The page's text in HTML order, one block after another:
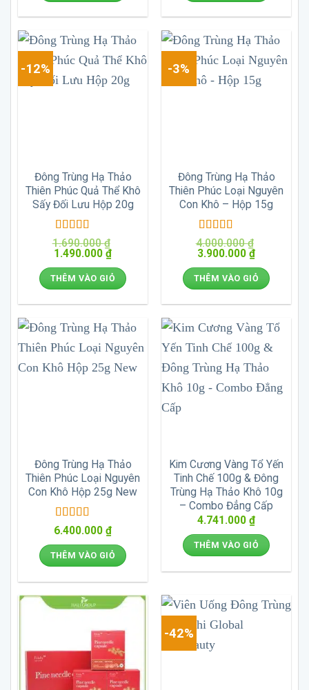
-12%
Đông Trùng Hạ Thảo
Thiên Phúc Quả Thể Khô
Sấy Đối Lưu Hộp 20g
Được xếp
hạng5 5 sao
1.690.000₫
Giá
là:
1.690.000 ₫.
1.490.000₫Giá
tại
là:
1.490.000 ₫.
THÊM VÀO GIỎ
-3%
Đông Trùng Hạ Thảo
Thiên Phúc Loại Nguyên
Con Khô – Hộp 15g
Được xếp
hạng5 5 sao
4.000.000₫
Giá
là:
4.000.000 ₫.
3.900.000₫Giá
tại
là:
3.900.000
THÊM VÀO GIỎ
Đông Trùng Hạ Thảo
Thiên Phúc Loại Nguyên
Con Khô Hộp 25g New
Được xếp
5 sao
6.400.000 ₫
THÊM VÀO GIỎ
Kim Cương Vàng Tổ Yến
Tinh Chế 100g & Đông
Trùng Hạ Thảo Khô 10g
– Combo Đẳng Cấp
4.741.000 ₫
THÊM VÀO GIỎ
-42%